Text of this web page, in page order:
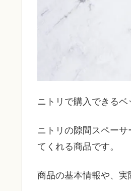
ニトリで購入できるベ
ニトリの隙間スペー
てくれる商品です。
商品の基本情報や、実